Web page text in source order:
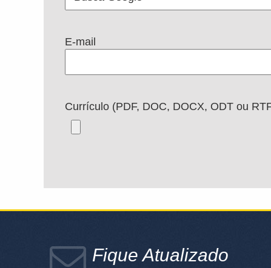
E-mail
Currículo (PDF, DOC, DOCX, ODT ou
Fique Atualizado